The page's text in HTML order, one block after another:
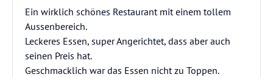
Ein wirklich schönes Restaurant mit einem tollem
Aussenbereich.
Leckeres Essen, super Angerichtet, dass aber auch
seinen Preis hat.
Geschmacklich war das Essen nicht zu Toppen.